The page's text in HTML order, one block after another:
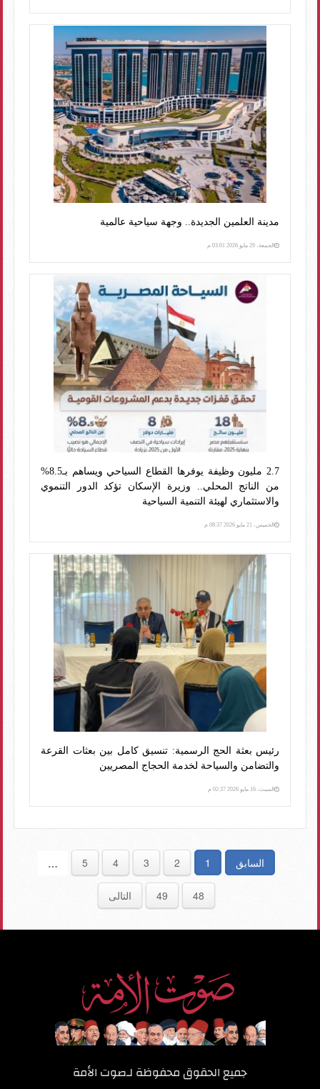
مدينة العلمين الجديدة.. وجهة سياحية عالمية
الجمعة، 29 مايو 2026 03:01 م
2.7 مليون وظيفة يوفرها القطاع السياحي ويساهم بـ8.5%
من الناتج المحلي.. وزيرة الإسكان تؤكد الدور التنموي
والاستثماري لهيئة التنمية السياحية
الخميس، 21 مايو 2026 08:37 م
رئيس بعثة الحج الرسمية: تنسيق كامل بين بعثات القرعة
والتضامن والسياحة لخدمة الحجاج المصريين
السبت، 16 مايو 2026 02:37 م
السابق 1
2
3
4
5
…
48
49 التالى
جميع الحقوق محفوظة لـصوت الأمة